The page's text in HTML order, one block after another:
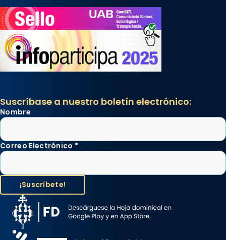
Suscríbase a nuestro boletín electrónico:
Nombre
Correo Electrónico *